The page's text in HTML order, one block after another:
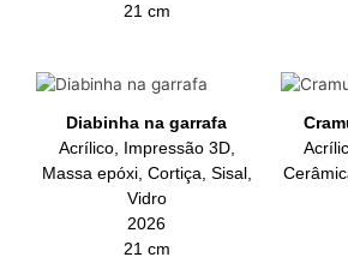
21 cm
Diabinha na garrafa
Acrílico, Impressão 3D,
Massa epóxi, Cortiça, Sisal,
Vidro
2026
21 cm